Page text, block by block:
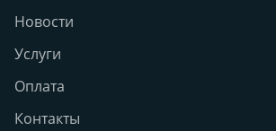
Новости
Услуги
Оплата
Контакты